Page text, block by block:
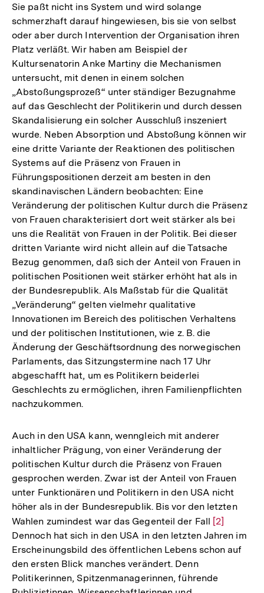
Sie paßt nicht ins System und wird solange
schmerzhaft darauf hingewiesen, bis sie von selbst
oder aber durch Intervention der Organisation ihren
Platz verläßt. Wir haben am Beispiel der
Kultursenatorin Anke Martiny die Mechanismen
untersucht, mit denen in einem solchen
„Abstoßungsprozeß“ unter ständiger Bezugnahme
auf das Geschlecht der Politikerin und durch dessen
Skandalisierung ein solcher Ausschluß inszeniert
wurde. Neben Absorption und Abstoßung können wir
eine dritte Variante der Reaktionen des politischen
Systems auf die Präsenz von Frauen in
Führungspositionen derzeit am besten in den
skandinavischen Ländern beobachten: Eine
Veränderung der politischen Kultur durch die Präsenz
von Frauen charakterisiert dort weit stärker als bei
uns die Realität von Frauen in der Politik. Bei dieser
dritten Variante wird nicht allein auf die Tatsache
Bezug genommen, daß sich der Anteil von Frauen in
politischen Positionen weit stärker erhöht hat als in
der Bundesrepublik. Als Maßstab für die Qualität
„Veränderung“ gelten vielmehr qualitative
Innovationen im Bereich des politischen Verhaltens
und der politischen Institutionen, wie z. B. die
Änderung der Geschäftsordnung des norwegischen
Parlaments, das Sitzungstermine nach 17 Uhr
abgeschafft hat, um es Politikern beiderlei
Geschlechts zu ermöglichen, ihren Familienpflichten
nachzukommen.
Auch in den USA kann, wenngleich mit anderer
inhaltlicher Prägung, von einer Veränderung der
politischen Kultur durch die Präsenz von Frauen
gesprochen werden. Zwar ist der Anteil von Frauen
unter Funktionären und Politikern in den USA nicht
höher als in der Bundesrepublik. Bis vor den letzten
Wahlen zumindest war das Gegenteil der Fall Zur
Auflösung
der
[2]
Dennoch hat sich in den USA in den letzten Jahren im
Erscheinungsbild des öffentlichen Lebens schon auf
den ersten Blick manches verändert. Denn
Politikerinnen, Spitzenmanagerinnen, führende